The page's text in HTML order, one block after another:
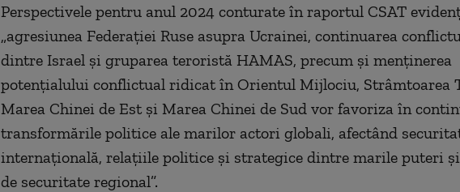
Perspectivele pentru anul 2024 conturate în raportul CSAT
„agresiunea Federaţiei Ruse asupra Ucrainei, continuarea
dintre Israel şi gruparea teroristă HAMAS, precum şi menţinerea
potenţialului conflictual ridicat în Orientul Mijlociu, Strâmtoarea
Marea Chinei de Est şi Marea Chinei de Sud vor favoriza în
transformările politice ale marilor actori globali, afectând
internaţională, relaţiile politice şi strategice dintre marile puteri
de securitate regional”.